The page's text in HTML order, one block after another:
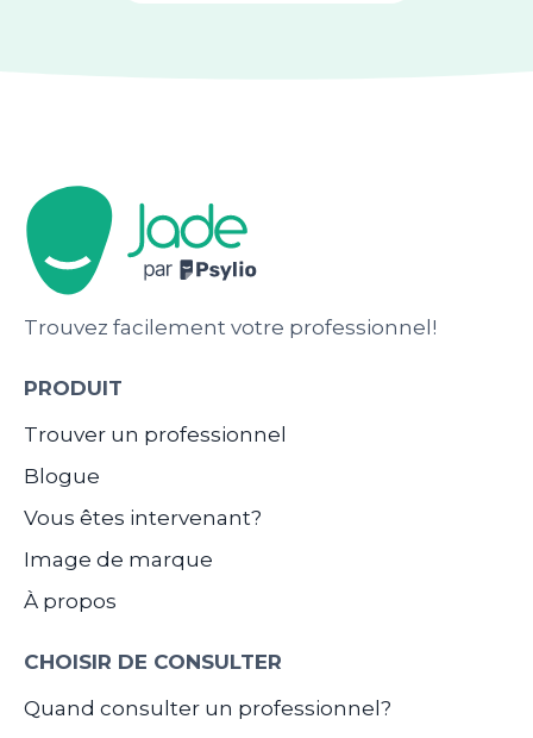
Trouvez facilement votre professionnel!
PRODUIT
Trouver un professionnel
Blogue
Vous êtes intervenant?
Image de marque
À propos
CHOISIR DE CONSULTER
Quand consulter un professionnel?